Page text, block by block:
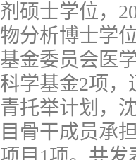
剂硕士学位，
物分析博士学
基金委员会医
科学基金2项
青托举计划，
目骨干成员承